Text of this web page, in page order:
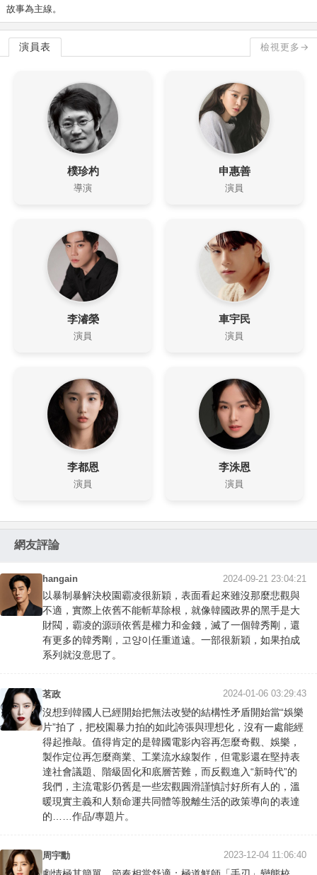
故事為主線。
演員表 檢視更多→
樸珍杓
導演
申惠善
演員
李濬榮
演員
車宇民
演員
李都恩
演員
李洙恩
演員
網友評論
hangain 2024-09-21 23:04:21
以暴制暴解決校園霸凌很新穎，表面看起來雖沒那麼悲觀與
不適，實際上依舊不能斬草除根，就像韓國政界的黑手是大
財閥，霸凌的源頭依舊是權力和金錢，滅了一個韓秀剛，還
有更多的韓秀剛，고양이任重道遠。一部很新穎，如果拍成
系列就沒意思了。
茗政 2024-01-06 03:29:43
沒想到韓國人已經開始把無法改變的結構性矛盾開始當“娛樂
片”拍了，把校園暴力拍的如此誇張與理想化，沒有一處能經
得起推敲。值得肯定的是韓國電影內容再怎麼奇觀、娛樂，
製作定位再怎麼商業、工業流水線製作，但電影還在堅持表
達社會議題、階級固化和底層苦難，而反觀進入“新時代”的
我們，主流電影仍舊是一些宏觀圓滑謹慎討好所有人的，溫
暖現實主義和人類命運共同體等脫離生活的政策導向的表達
的……作品/專題片。
周宇勳 2023-12-04 11:06:40